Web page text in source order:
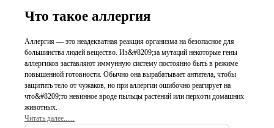
Что такое аллергия
Аллергия — это неадекватная реакция организма на безопасное для
большинства людей вещество. Из&#8209;за мутаций некоторые гены
аллергиков заставляют иммунную систему постоянно быть в режиме
повышенной готовности. Обычно она вырабатывает антитела, чтобы
защитить тело от чужаков, но при аллергии ошибочно реагирует на
что&#8209;то невинное вроде пыльцы растений или перхоти домашних
животных.
Читать далее......